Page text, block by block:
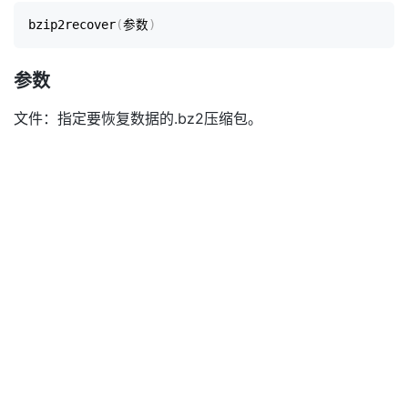
bzip2recover(参数)
参数
文件：指定要恢复数据的.bz2压缩包。